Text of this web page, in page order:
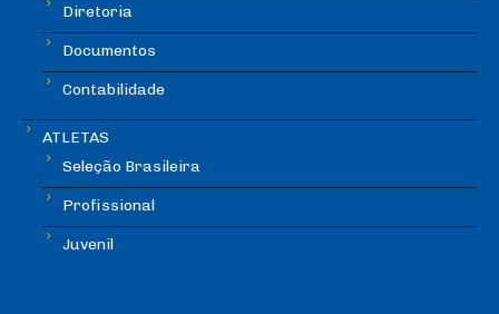
Diretoria
Documentos
Contabilidade
ATLETAS
Seleção Brasileira
Profissional
Juvenil